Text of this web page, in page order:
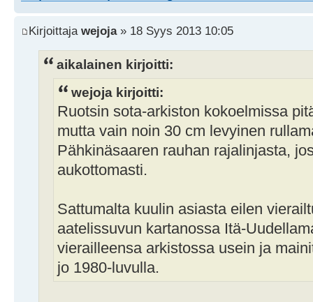
Kirjoittaja wejoja» 18 Syys 2013 10:05
aikalainen kirjoitti:
wejoja kirjoitti:
Ruotsin sota-arkiston kokoelmissa
mutta vain noin 30 cm levyinen
Pähkinäsaaren rauhan rajalinjasta,
aukottomasti.
Sattumalta kuulin asiasta eilen
aatelissuvun kartanossa Itä-
vierailleensa arkistossa usein ja
jo 1980-luvulla.